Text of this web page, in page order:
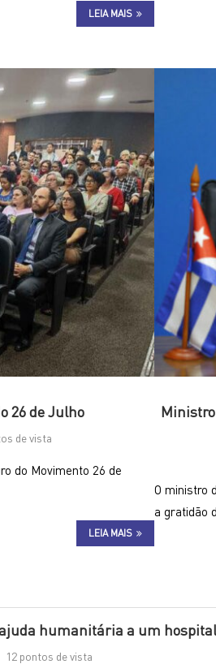
LEIA MAIS
26 de Julho
de vista
do Movimento 26 de
LEIA MAIS
Ministro
O ministro
a gratidão
humanitária a um
12 pontos de vista